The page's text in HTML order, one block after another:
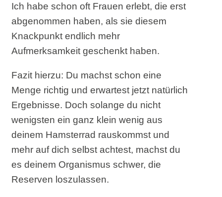
Ich habe schon oft Frauen erlebt, die erst
abgenommen haben, als sie diesem
Knackpunkt endlich mehr
Aufmerksamkeit geschenkt haben.
Fazit hierzu: Du machst schon eine
Menge richtig und erwartest jetzt natürlich
Ergebnisse. Doch solange du nicht
wenigsten ein ganz klein wenig aus
deinem Hamsterrad rauskommst und
mehr auf dich selbst achtest, machst du
es deinem Organismus schwer, die
Reserven loszulassen.